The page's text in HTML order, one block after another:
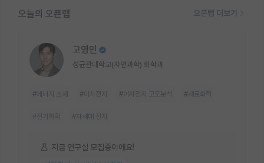
오늘의 오픈랩 오픈랩 더보기
고영민
성균관대학교(자연과학) 화학과
#에너지 소재 #이차전지 #이차전지 고도분석 #재료화학
#전기화학 #차세대 전지
지금 연구실 모집중이에요!